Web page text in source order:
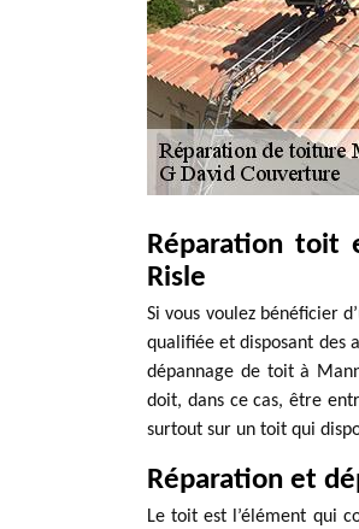
Réparation toit
Risle
Si vous voulez bénéficier
qualifiée et disposant des
dépannage de toit à
doit, dans ce cas, être
surtout sur un toit qui
Réparation et
Le toit est l’élément qui